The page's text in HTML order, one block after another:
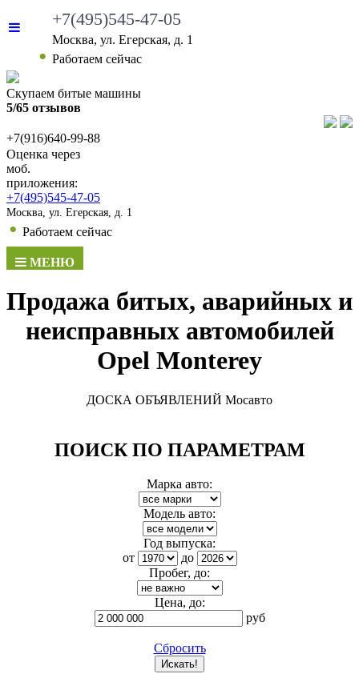
+7(495)545-47-05
Москва, ул. Егерская, д. 1
• Работаем сейчас
Скупаем битые машины
5/65 отзывов
+7(916)640-99-88
Оценка через
моб.
приложения:
+7(495)545-47-05
Москва, ул. Егерская, д. 1
• Работаем сейчас
МЕНЮ
Продажа битых, аварийных и
неисправных автомобилей
Opel Monterey
ДОСКА ОБЪЯВЛЕНИЙ Мосавто
ПОИСК ПО ПАРАМЕТРАМ
Марка авто:
Модель авто:
Год выпуска:
от
до
Пробег, до:
Цена, до:
руб
Сбросить